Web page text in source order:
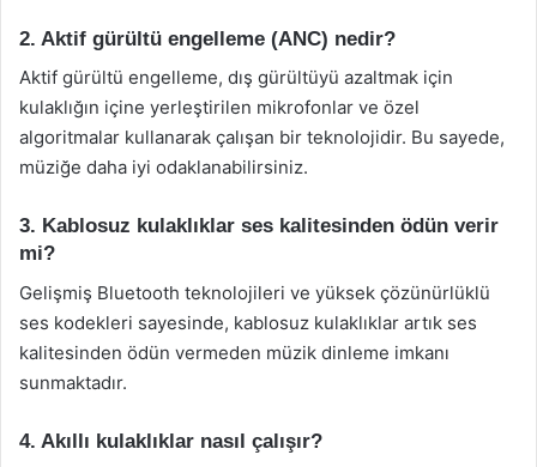
2. Aktif gürültü engelleme (ANC) nedir?
Aktif gürültü engelleme, dış gürültüyü azaltmak için
kulaklığın içine yerleştirilen mikrofonlar ve özel
algoritmalar kullanarak çalışan bir teknolojidir. Bu sayede,
müziğe daha iyi odaklanabilirsiniz.
3. Kablosuz kulaklıklar ses kalitesinden ödün verir
mi?
Gelişmiş Bluetooth teknolojileri ve yüksek çözünürlüklü
ses kodekleri sayesinde, kablosuz kulaklıklar artık ses
kalitesinden ödün vermeden müzik dinleme imkanı
sunmaktadır.
4. Akıllı kulaklıklar nasıl çalışır?